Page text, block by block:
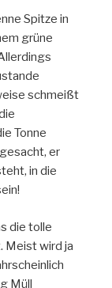
Spitze in
grüne
schmeißt
Tonne
er
in die
die tolle
Meist wird ja
Müll